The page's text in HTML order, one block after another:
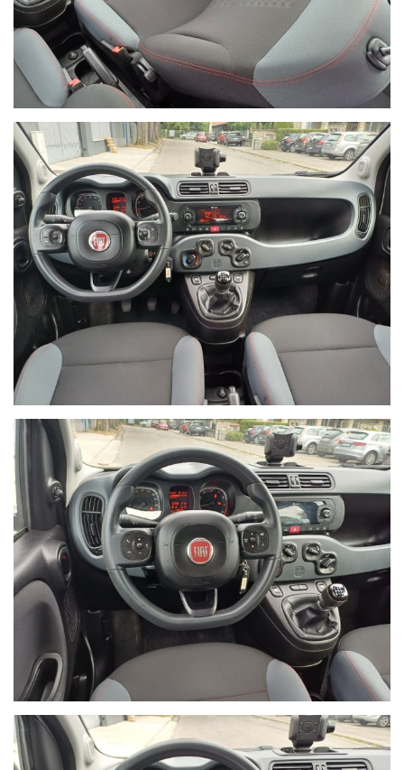
Ho letto e accettol'informativa privacy*
Acconsento al trattamento dei miei dati per finalità di
marketing
Invia
Queste informazioni non saranno condivise con terze parti